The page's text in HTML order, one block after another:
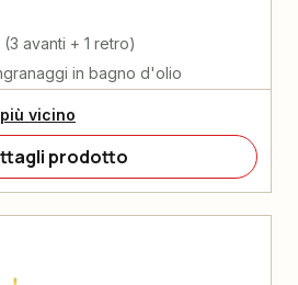
avanti + 1 retro)
in bagno d'olio
vicino
prodotto